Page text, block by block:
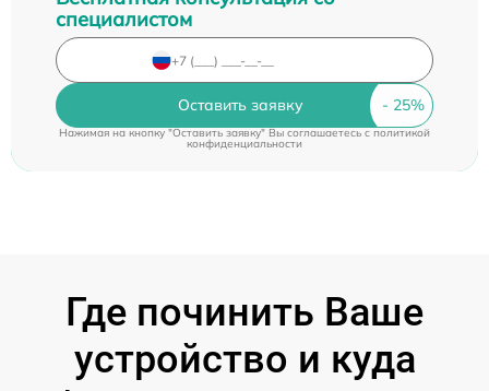
специалистом
Оставить заявку
Нажимая на кнопку "Оставить заявку" Вы соглашаетесь c политикой
конфиденциальности
Где починить Ваше
устройство и куда